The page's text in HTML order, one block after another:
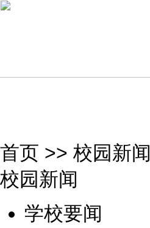
首页 >> 校园新闻
校园新闻
学校要闻